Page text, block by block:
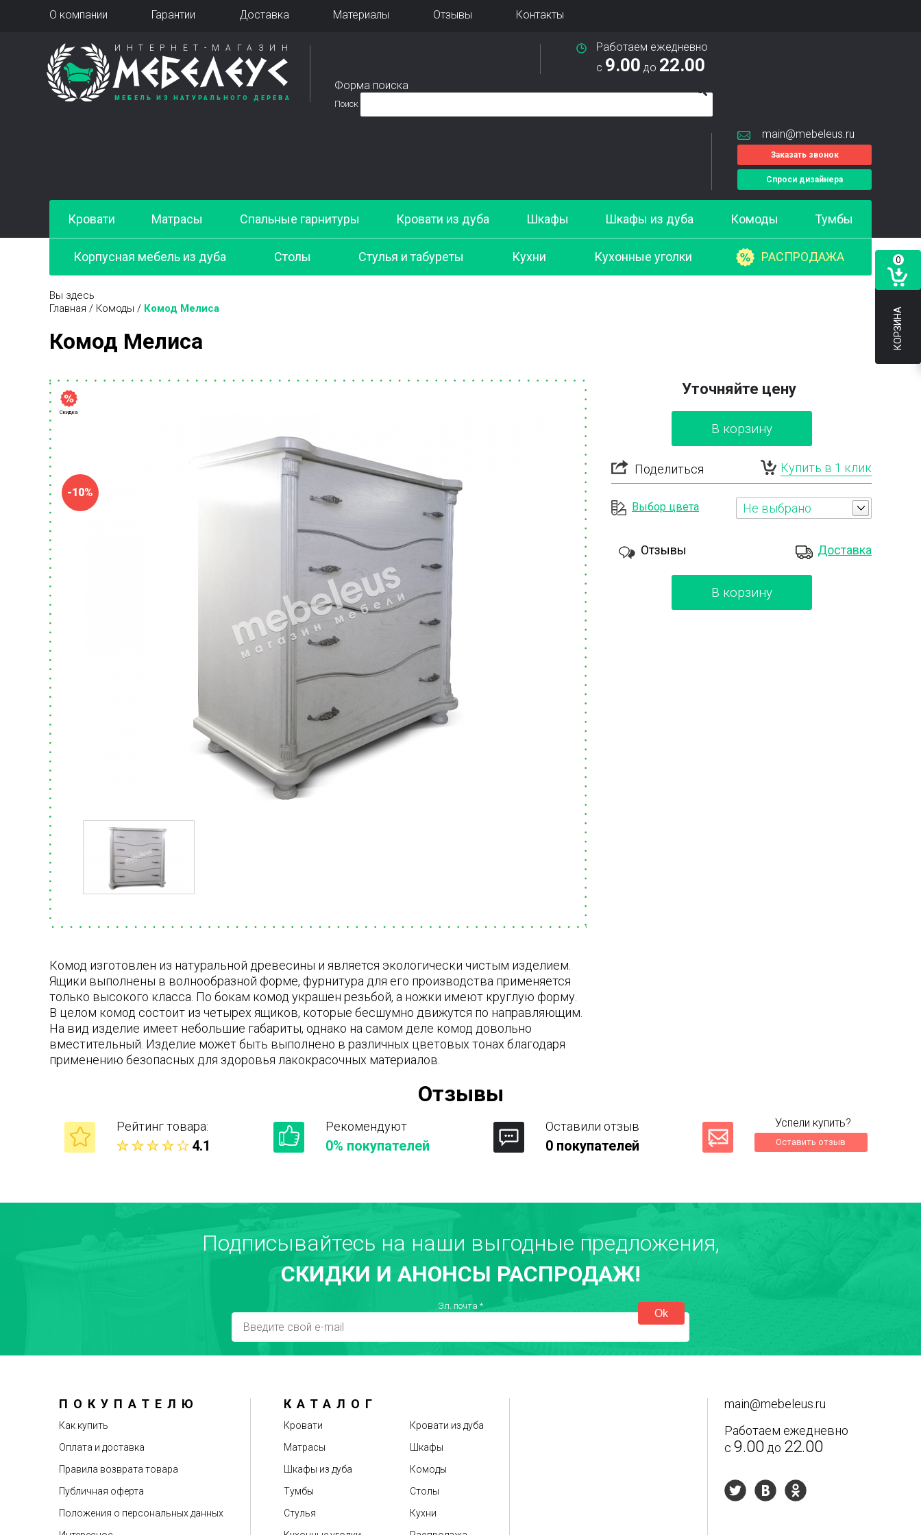
О компании Гарантии Доставка Материалы Отзывы Контакты
ИНТЕРНЕТ-МАГАЗИН
МЕБЕЛЕУС
МЕБЕЛЬ ИЗ НАТУРАЛЬНОГО ДЕРЕВА
Работаем ежедневно
с 9.00 до 22.00
Форма поиска
Поиск
main@mebeleus.ru
Заказать звонок
Спроси дизайнера
Кровати Матрасы Спальные гарнитуры Кровати из дуба Шкафы Шкафы из дуба Комоды Тумбы
Корпусная мебель из дуба Столы Стулья и табуреты Кухни Кухонные уголки РАСПРОДАЖА
Вы здесь
Главная / Комоды / Комод Мелиса
Комод Мелиса
Скидка
-10%
Уточняйте цену
В корзину
Поделиться Купить в 1 клик
Выбор цвета Не выбрано
Отзывы Доставка
В корзину
Комод изготовлен из натуральной древесины и является экологически чистым изделием.
Ящики выполнены в волнообразной форме, фурнитура для его производства применяется
только высокого класса. По бокам комод украшен резьбой, а ножки имеют круглую форму.
В целом комод состоит из четырех ящиков, которые бесшумно движутся по направляющим.
На вид изделие имеет небольшие габариты, однако на самом деле комод довольно
вместительный. Изделие может быть выполнено в различных цветовых тонах благодаря
применению безопасных для здоровья лакокрасочных материалов.
Отзывы
Рейтинг товара:
4.1
Рекомендуют
0% покупателей
Оставили отзыв
0 покупателей
Успели купить?
Оставить отзыв
Недостатки Текст отзыва
Подписывайтесь на наши выгодные предложения,
СКИДКИ И АНОНСЫ РАСПРОДАЖ!
Эл. почта *
ПОКУПАТЕЛЮ
Как купить
Оплата и доставка
Правила возврата товара
Публичная оферта
Положения о персональных данных
КАТАЛОГ
Кровати
Кровати из дуба
Матрасы
Шкафы
Шкафы из дуба
Комоды
Тумбы
Столы
Стулья
Кухни
main@mebeleus.ru
Работаем ежедневно
с 9.00 до 22.00
0
КОРЗИНА